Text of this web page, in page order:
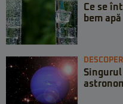
Ce se
bem